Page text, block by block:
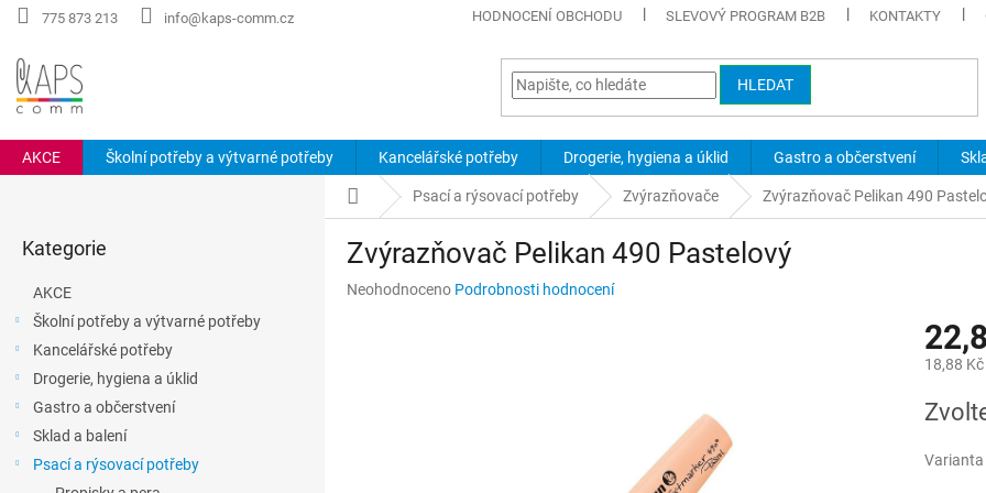
Přejít
775 873 213 info@kaps-comm.cz HODNOCENÍ OBCHODU SLEVOVÝ PROGRAM B2B KONTAKTY
HLEDAT
AKCE Školní potřeby a výtvarné potřeby Kancelářské potřeby Drogerie, hygiena a úklid Gastro a občerstvení
kategorie
Kategorie
AKCE
Školní potřeby a výtvarné potřeby
Kancelářské potřeby
Drogerie, hygiena a úklid
Gastro a občerstvení
Sklad a balení
Psací a rýsovací potřeby
Domů Psací a rýsovací potřeby Zvýrazňovače Zvýrazňovač Pelikan 490
Zvýrazňovač Pelikan 490 Pastelový
Průměrné
Neohodnoceno Podrobnosti hodnocení
18,88
cena:
Varianta